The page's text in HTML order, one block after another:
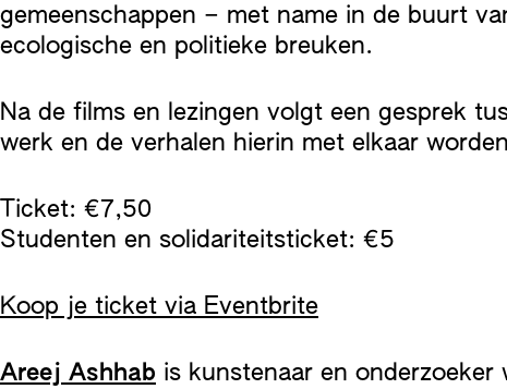
gemeenschappen – met name in de buurt
ecologische en politieke breuken.
Na de films en lezingen volgt een gesprek
werk en de verhalen hierin met elkaar
Ticket: €7,50
Studenten en solidariteitsticket: €5
Koop je ticket via Eventbrite
Areej Ashhab is kunstenaar en